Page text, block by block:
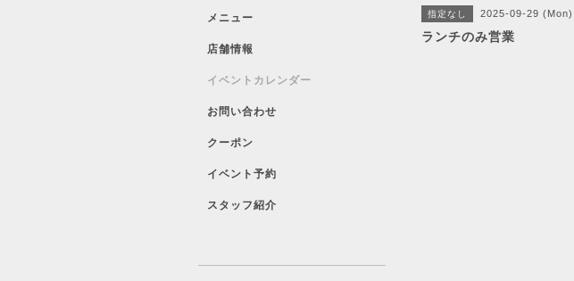
指定なし 2025-09-29 (Mon)
ランチのみ営業
メニュー
店舗情報
イベントカレンダー
お問い合わせ
クーポン
イベント予約
スタッフ紹介